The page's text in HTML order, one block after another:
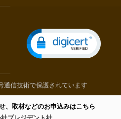
通信技術で保護されています
、取材などのお申込みはこちら